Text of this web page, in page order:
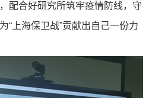
配合好研究所筑牢疫情防线，守
“上海保卫战”贡献出自己一份力